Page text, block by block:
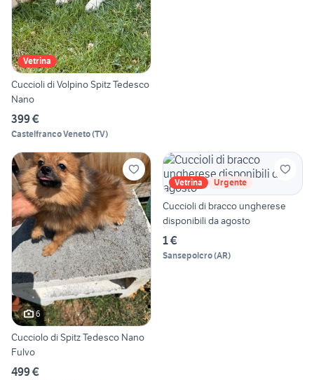
Vetrina
Cuccioli di Volpino Spitz Tedesco
Nano
399 €
Castelfranco Veneto(TV)
6
Cucciolo di Spitz Tedesco Nano
Fulvo
499 €
Vetrina Urgente
Cuccioli di bracco ungherese
disponibili da agosto
1 €
Sansepolcro(AR)